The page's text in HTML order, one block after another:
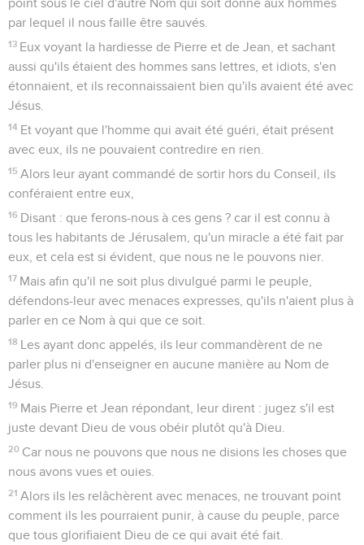
point sous le ciel d'autre Nom qui soit donné aux hommes
par lequel il nous faille être sauvés.
13 Eux voyant la hardiesse de Pierre et de Jean, et sachant
aussi qu'ils étaient des hommes sans lettres, et idiots, s'en
étonnaient, et ils reconnaissaient bien qu'ils avaient été avec
Jésus.
14 Et voyant que l'homme qui avait été guéri, était présent
avec eux, ils ne pouvaient contredire en rien.
15 Alors leur ayant commandé de sortir hors du Conseil, ils
conféraient entre eux,
16 Disant : que ferons-nous à ces gens ? car il est connu à
tous les habitants de Jérusalem, qu'un miracle a été fait par
eux, et cela est si évident, que nous ne le pouvons nier.
17 Mais afin qu'il ne soit plus divulgué parmi le peuple,
défendons-leur avec menaces expresses, qu'ils n'aient plus à
parler en ce Nom à qui que ce soit.
18 Les ayant donc appelés, ils leur commandèrent de ne
parler plus ni d'enseigner en aucune manière au Nom de
Jésus.
19 Mais Pierre et Jean répondant, leur dirent : jugez s'il est
juste devant Dieu de vous obéir plutôt qu'à Dieu.
20 Car nous ne pouvons que nous ne disions les choses que
nous avons vues et ouies.
21 Alors ils les relâchèrent avec menaces, ne trouvant point
comment ils les pourraient punir, à cause du peuple, parce
que tous glorifiaient Dieu de ce qui avait été fait.